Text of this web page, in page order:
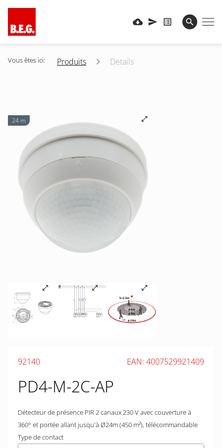
Vous êtes ici: Produits Details
24 m
92140 EAN: 4007529921409
PD4-M-2C-AP
Détecteur de présence PIR 2 canaux 230 V avec couverture à
360° et portée allant jusqu'à Ø24m (450 m²), télécommandable
Type de contact